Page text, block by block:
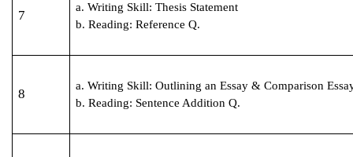
7
a. Writing Skill: Thesis Statement
b. Reading: Reference Q.
8
a. Writing Skill: Outlining an Essay & Comparison
b. Reading: Sentence Addition Q.